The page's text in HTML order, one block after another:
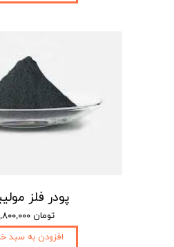
پودر فلز
۱,۸۰۰,۰۰۰ تومان
افزودن به سبد